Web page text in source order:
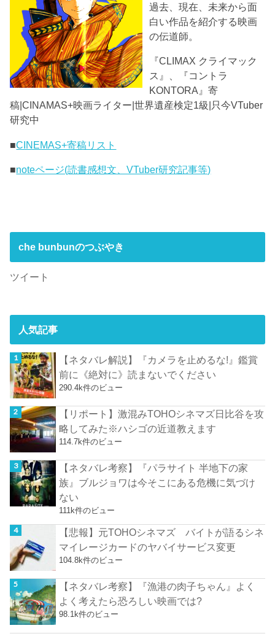
過去、現在、未来から面
白い作品を紹介する映画
の伝道師。
『CLIMAX クライマック
ス』、『コントラ
KONTORA』寄
稿|CINAMAS+映画ライター|世界遺産検定1級|只今VTuber
研究中
■CINEMAS+寄稿リスト
■noteページ(読書感想文、VTuber研究記事等)
che bunbunのつぶやき
ツイート
人気記事
【ネタバレ解説】『カメラを止めるな!』鑑賞
前に《絶対に》読まないでください
290.4k件のビュー
【リポート】激混みTOHOシネマズ日比谷を攻
略してみた※ハシゴの近道教えます
114.7k件のビュー
【ネタバレ考察】『パラサイト 半地下の家
族』ブルジョワは今そこにある危機に気づけ
ない
111k件のビュー
【悲報】元TOHOシネマズ バイトが語るシネ
マイレージカードのヤバイサービス変更
104.8k件のビュー
【ネタバレ考察】『漁港の肉子ちゃん』よく
よく考えたら恐ろしい映画では?
98.1k件のビュー